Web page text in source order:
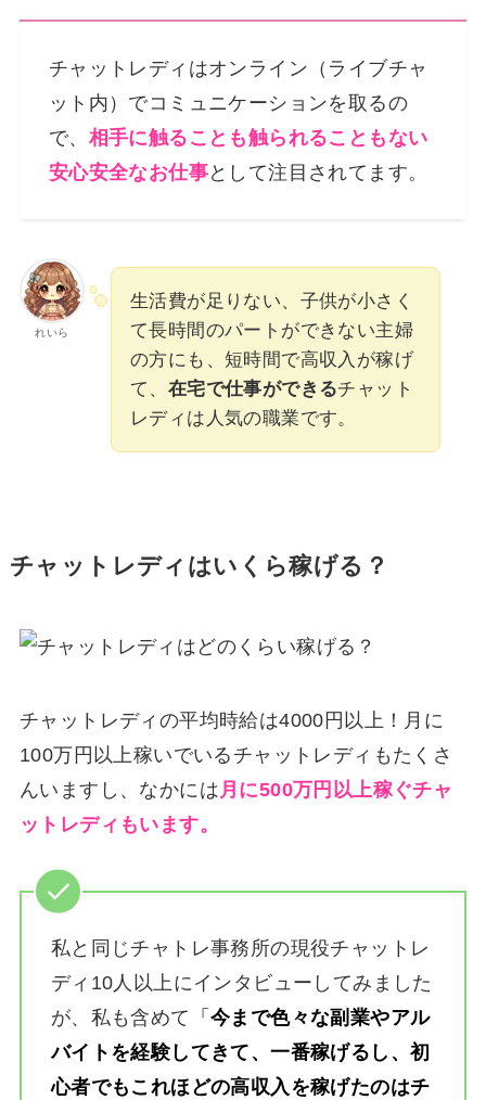
チャットレディはオンライン（ライブチャ
ット内）でコミュニケーションを取るの
で、 相手に触ることも触られることもない
安心安全なお仕事として注目されてます。
れいら
生活費が足りない、子供が小さく
て長時間のパートができない主婦
の方にも、短時間で高収入が稼げ
て、 在宅で仕事ができるチャット
レディは人気の職業です。
チャットレディはいくら稼げる？
チャットレディの平均時給は4000円以上！月に
100万円以上稼いでいるチャットレディもたくさ
んいますし、なかには 月に500万円以上稼ぐチャ
ットレディもいます。
私と同じチャトレ事務所の現役チャットレ
ディ10人以上にインタビューしてみました
が、私も含めて
「今まで色々な副業やアル
バイトを経験してきて、一番稼げるし、初
心者でもこれほどの高収入を稼げたのはチ